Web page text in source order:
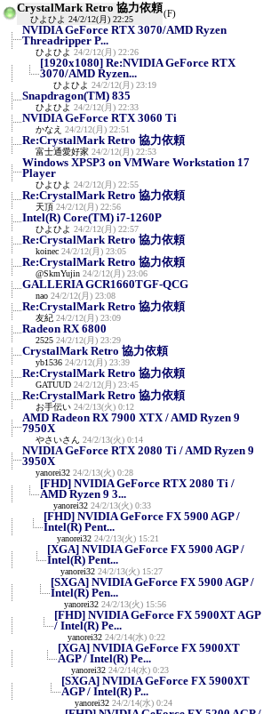
CrystalMark Retro 協力依頼
ひよひよ 24/2/12(月) 22:25
(F)
NVIDIA GeForce RTX 3070/AMD Ryzen
Threadripper P...
ひよひよ 24/2/12(月) 22:26
[1920x1080] Re:NVIDIA GeForce RTX
3070/AMD Ryzen...
ひよひよ 24/2/12(月) 23:19
Snapdragon(TM) 835
ひよひよ 24/2/12(月) 22:33
NVIDIA GeForce RTX 3060 Ti
かなえ 24/2/12(月) 22:51
Re:CrystalMark Retro 協力依頼
富士通愛好家 24/2/12(月) 22:53
Windows XPSP3 on VMWare Workstation 17
Player
ひよひよ 24/2/12(月) 22:55
Re:CrystalMark Retro 協力依頼
天頂 24/2/12(月) 22:56
Intel(R) Core(TM) i7-1260P
ひよひよ 24/2/12(月) 22:57
Re:CrystalMark Retro 協力依頼
koinec 24/2/12(月) 23:05
Re:CrystalMark Retro 協力依頼
@SkmYujin 24/2/12(月) 23:06
GALLERIA GCR1660TGF-QCG
nao 24/2/12(月) 23:08
Re:CrystalMark Retro 協力依頼
友紀 24/2/12(月) 23:09
Radeon RX 6800
2525 24/2/12(月) 23:29
CrystalMark Retro 協力依頼
yb1536 24/2/12(月) 23:39
Re:CrystalMark Retro 協力依頼
GATUUD 24/2/12(月) 23:45
Re:CrystalMark Retro 協力依頼
お手伝い 24/2/13(火) 0:12
AMD Radeon RX 7900 XTX / AMD Ryzen 9
7950X
やさいさん 24/2/13(火) 0:14
NVIDIA GeForce RTX 2080 Ti / AMD Ryzen 9
3950X
yanorei32 24/2/13(火) 0:28
[FHD] NVIDIA GeForce RTX 2080 Ti /
AMD Ryzen 9 3...
yanorei32 24/2/13(火) 0:33
[FHD] NVIDIA GeForce FX 5900 AGP /
Intel(R) Pent...
yanorei32 24/2/13(火) 15:21
[XGA] NVIDIA GeForce FX 5900 AGP /
Intel(R) Pent...
yanorei32 24/2/13(火) 15:27
[SXGA] NVIDIA GeForce FX 5900 AGP /
Intel(R) Pen...
yanorei32 24/2/13(火) 15:56
[FHD] NVIDIA GeForce FX 5900XT AGP
/ Intel(R) Pe...
yanorei32 24/2/14(水) 0:22
[XGA] NVIDIA GeForce FX 5900XT
AGP / Intel(R) Pe...
yanorei32 24/2/14(水) 0:23
[SXGA] NVIDIA GeForce FX 5900XT
AGP / Intel(R) P...
yanorei32 24/2/14(水) 0:24